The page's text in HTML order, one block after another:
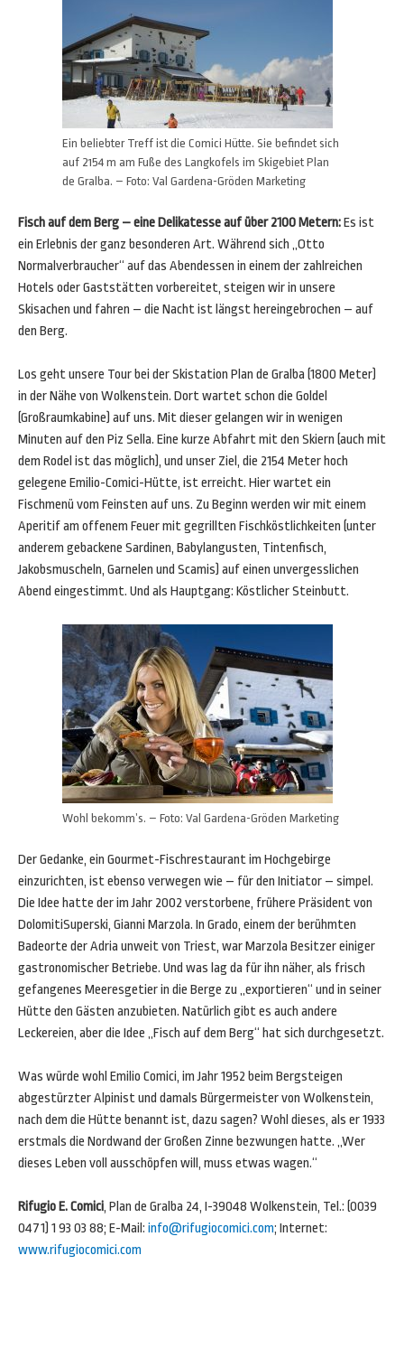
Ein beliebter Treff ist die Comici Hütte. Sie befindet sich
auf 2154 m am Fuße des Langkofels im Skigebiet Plan
de Gralba. – Foto: Val Gardena-Gröden Marketing
Fisch auf dem Berg – eine Delikatesse auf über 2100 Metern:Es ist
ein Erlebnis der ganz besonderen Art. Während sich „Otto
Normalverbraucher“ auf das Abendessen in einem der zahlreichen
Hotels oder Gaststätten vorbereitet, steigen wir in unsere
Skisachen und fahren – die Nacht ist längst hereingebrochen – auf
den Berg.
Los geht unsere Tour bei der Skistation Plan de Gralba (1800 Meter)
in der Nähe von Wolkenstein. Dort wartet schon die Goldel
(Großraumkabine) auf uns. Mit dieser gelangen wir in wenigen
Minuten auf den Piz Sella. Eine kurze Abfahrt mit den Skiern (auch mit
dem Rodel ist das möglich), und unser Ziel, die 2154 Meter hoch
gelegene Emilio-Comici-Hütte, ist erreicht. Hier wartet ein
Fischmenü vom Feinsten auf uns. Zu Beginn werden wir mit einem
Aperitif am offenem Feuer mit gegrillten Fischköstlichkeiten (unter
anderem gebackene Sardinen, Babylangusten, Tintenfisch,
Jakobsmuscheln, Garnelen und Scamis) auf einen unvergesslichen
Abend eingestimmt. Und als Hauptgang: Köstlicher Steinbutt.
Wohl bekomm’s. – Foto: Val Gardena-Gröden Marketing
Der Gedanke, ein Gourmet-Fischrestaurant im Hochgebirge
einzurichten, ist ebenso verwegen wie – für den Initiator – simpel.
Die Idee hatte der im Jahr 2002 verstorbene, frühere Präsident von
DolomitiSuperski, Gianni Marzola. In Grado, einem der berühmten
Badeorte der Adria unweit von Triest, war Marzola Besitzer einiger
gastronomischer Betriebe. Und was lag da für ihn näher, als frisch
gefangenes Meeresgetier in die Berge zu „exportieren“ und in seiner
Hütte den Gästen anzubieten. Natürlich gibt es auch andere
Leckereien, aber die Idee „Fisch auf dem Berg“ hat sich durchgesetzt.
Was würde wohl Emilio Comici, im Jahr 1952 beim Bergsteigen
abgestürzter Alpinist und damals Bürgermeister von Wolkenstein,
nach dem die Hütte benannt ist, dazu sagen? Wohl dieses, als er 1933
erstmals die Nordwand der Großen Zinne bezwungen hatte. „Wer
dieses Leben voll ausschöpfen will, muss etwas wagen.“
Rifugio E. Comici, Plan de Gralba 24, I-39048 Wolkenstein, Tel.: (0039
0471) 1 93 03 88; E-Mail: info@rifugiocomici.com; Internet:
www.rifugiocomici.com